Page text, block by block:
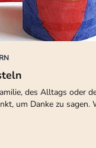
des Alltags oder
um Danke zu sagen.